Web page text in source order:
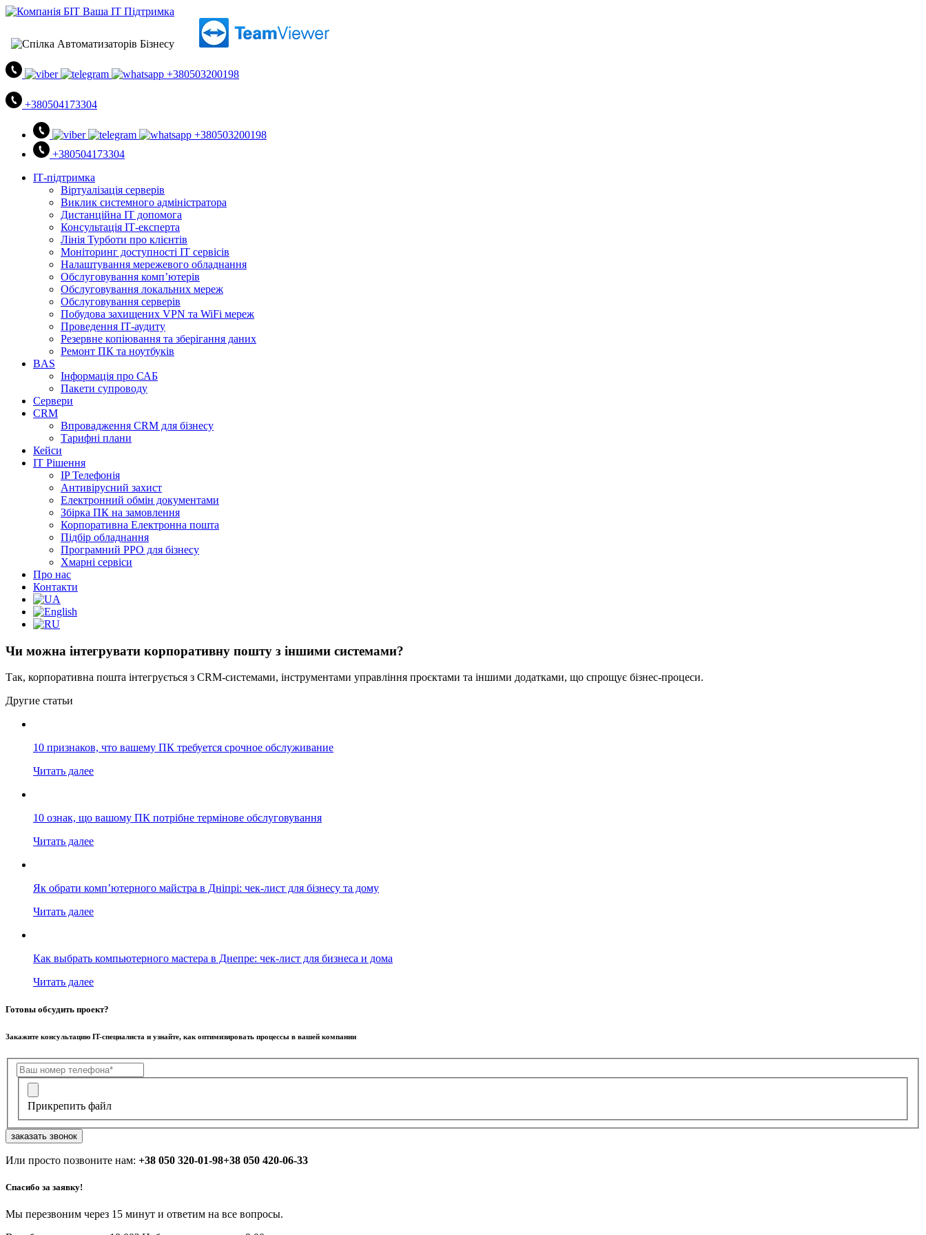
+380503200198
+380504173304
+380503200198
+380504173304
ІТ-підтримка
Віртуалізація серверів
Виклик системного адміністратора
Дистанційна ІТ допомога
Консультація ІТ-експерта
Лінія Турботи про клієнтів
Моніторинг доступності ІТ сервісів
Налаштування мережевого обладнання
Обслуговування комп’ютерів
Обслуговування локальних мереж
Обслуговування серверів
Побудова захищених VPN та WiFi мереж
Проведення ІТ-аудиту
Резервне копіювання та зберігання даних
Ремонт ПК та ноутбуків
BAS
Інформація про САБ
Пакети супроводу
Сервери
CRM
Впровадження CRM для бізнесу
Тарифні плани
Кейси
ІТ Рішення
IP Телефонія
Антивірусний захист
Електронний обмін документами
Збірка ПК на замовлення
Корпоративна Електронна пошта
Підбір обладнання
Програмний РРО для бізнесу
Хмарні сервіси
Про нас
Контакти
Чи можна інтегрувати корпоративну пошту з іншими системами?
Так, корпоративна пошта інтегрується з CRM-системами, інструментами управління проєктами та іншими додатками, що спрощує бізнес-процеси.
Другие статьи
10 признаков, что вашему ПК требуется срочное обслуживание
Читать далее
10 ознак, що вашому ПК потрібне термінове обслуговування
Читать далее
Як обрати комп’ютерного майстра в Дніпрі: чек-лист для бізнесу та дому
Читать далее
Как выбрать компьютерного мастера в Днепре: чек-лист для бизнеса и дома
Читать далее
Готовы обсудить проект?
Закажите консультацию IT-специалиста и узнайте, как оптимизировать процессы в вашей компании
Прикрепить файл
заказать звонок
Или просто позвоните нам: +38 050 320-01-98+38 050 420-06-33
Спасибо за заявку!
Мы перезвоним через 15 минут и ответим на все вопросы.